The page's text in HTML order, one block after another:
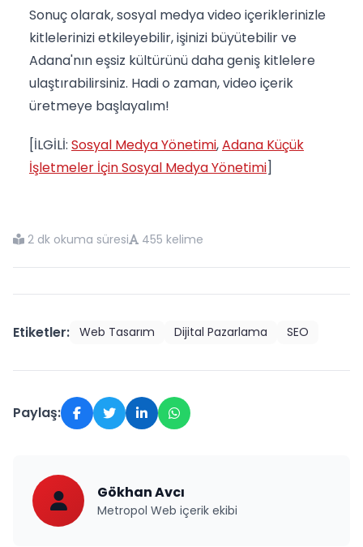
Sonuç olarak, sosyal medya video içeriklerinizle
kitlelerinizi etkileyebilir, işinizi büyütebilir ve
Adana'nın eşsiz kültürünü daha geniş kitlelere
ulaştırabilirsiniz. Hadi o zaman, video içerik
üretmeye başlayalım!
[İLGİLİ: Sosyal Medya Yönetimi,Adana Küçük
İşletmeler İçin Sosyal Medya Yönetimi]
2 dk okuma süresi 455 kelime
Etiketler: Web Tasarım Dijital Pazarlama SEO
Paylaş:
Gökhan Avcı
Metropol Web içerik ekibi